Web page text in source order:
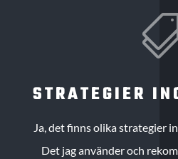
STRATEGIER
Ja, det finns olika strategier
Det jag använder och